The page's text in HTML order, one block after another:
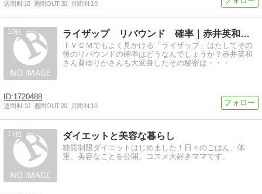
週間IN:10 週間OUT:30 月間IN:10
10 ライザップ リバウンド 確率｜赤井英和さん葵ゆりかさん大変身
ＴＶＣＭでもよく見かける「ライザップ」はたしてその
後のリバウンドの確率はどうなんでしょうか？赤井英和
さん葵ゆりかさんも大変身したその秘密は・・・
1720488
週間IN:10 週間OUT:20 月間IN:10
11 ダイエットと美容な暮らし
糖質制限ダイエットはじめました！日々のごはん、体
重、美容なことを公開。コスメ大好きママです。